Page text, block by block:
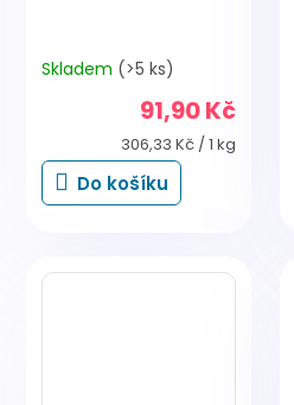
Skladem (>5 ks)
91,90 Kč
Měrná
cena:
306,33 Kč / 1 kg
Do košíku